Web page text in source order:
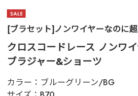
[ブラセット]ノンワイヤーなのに
クロスコードレース ノンワ
ブラジャー&ショーツ
カラー： ブルーグリーン/BG